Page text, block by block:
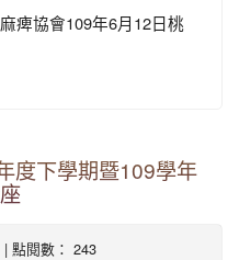
痺協會109年6月12日桃
度下學期暨109學年
| 點閱數： 243